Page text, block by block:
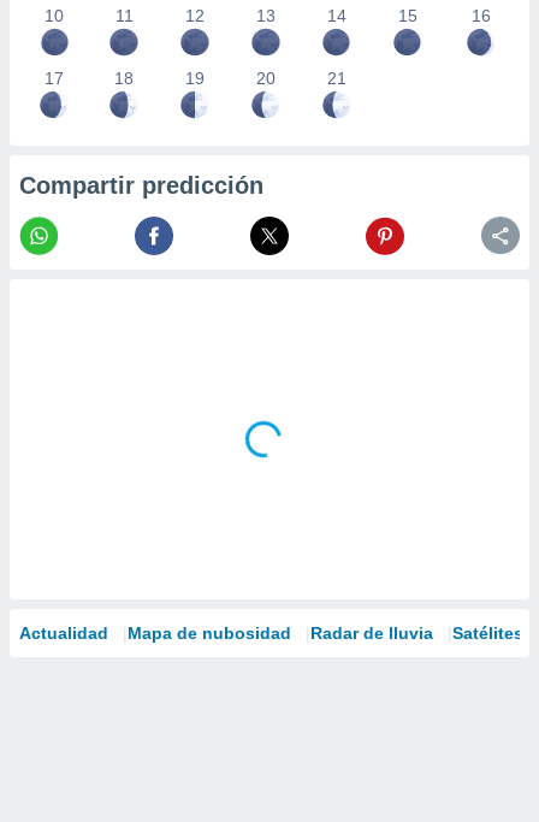
10 11 12 13 14 15 16
17 18 19 20 21
Compartir predicción
Actualidad Mapa de nubosidad Radar de lluvia Satélites